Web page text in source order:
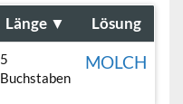
Länge ▼ Lösung
5
Buchstaben
MOLCH